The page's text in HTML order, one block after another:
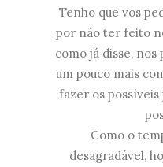
Tenho que vos
por não ter feito
como já disse,
um pouco mais
fazer os
Como o
desagradável,